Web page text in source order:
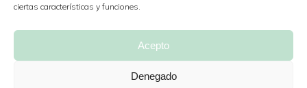
ciertas características y funciones.
Acepto
Denegado
‘Esencia de tinta. Historias de
mujeres que escriben’
16 mayo, 2024